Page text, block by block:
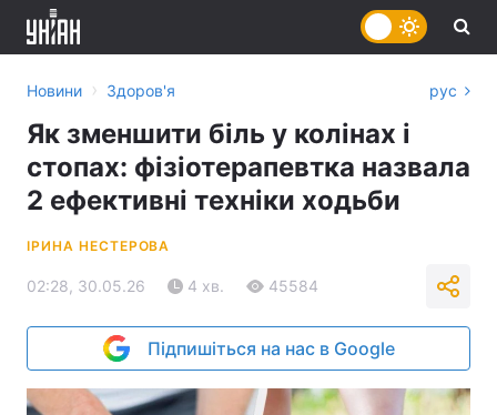
Новини › Здоров'я рус
Як зменшити біль у колінах і
стопах: фізіотерапевтка назвала
2 ефективні техніки ходьби
ІРИНА НЕСТЕРОВА
02:28, 30.05.26 4 хв. 45584
Підпишіться на нас в Google